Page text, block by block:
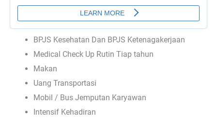
BPJS Kesehatan Dan BPJS Ketenagakerjaan
Medical Check Up Rutin Tiap tahun
Makan
Uang Transportasi
Mobil / Bus Jemputan Karyawan
Intensif Kehadiran